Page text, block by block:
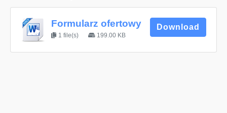
Formularz ofertowy
1 file(s) 199.00 KB
Download